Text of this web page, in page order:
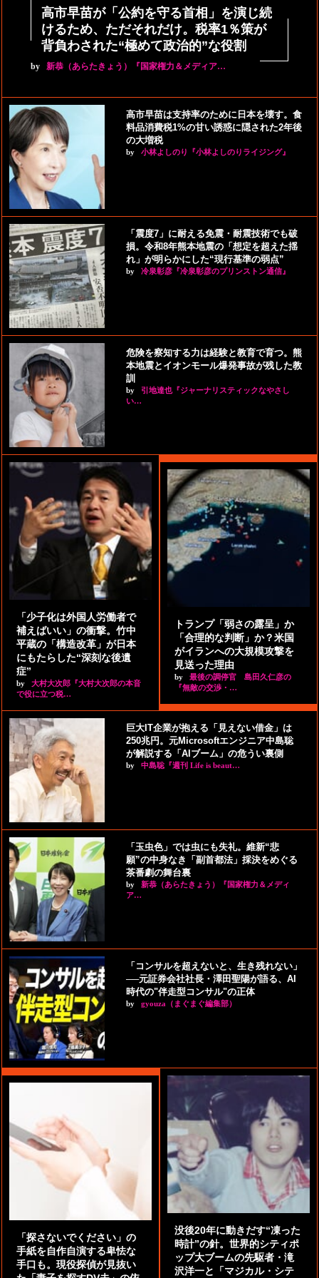
高市早苗が「公約を守る首相」を演じ続
けるため、ただそれだけ。税率1％策が
背負わされた“極めて政治的”な役割
by 新恭（あらたきょう）『国家権力＆メディア…
高市早苗は支持率のために日本を壊す。食
料品消費税1%の甘い誘惑に隠された2年後
の大増税
by 小林よしのり『小林よしのりライジング』
「震度7」に耐える免震・耐震技術でも破
損。令和8年熊本地震の「想定を超えた揺
れ」が明らかにした“現行基準の弱点”
by 冷泉彰彦『冷泉彰彦のプリンストン通信』
危険を察知する力は経験と教育で育つ。熊
本地震とイオンモール爆発事故が残した教
訓
by
引地達也『ジャーナリスティックなやさし
い…
「少子化は外国人労働者で
補えばいい」の衝撃。竹中
平蔵の「構造改革」が日本
にもたらした“深刻な後遺
症”
by
大村大次郎『大村大次郎の本音
で役に立つ税…
トランプ「弱さの露呈」か
「合理的な判断」か？米国
がイランへの大規模攻撃を
見送った理由
by
最後の調停官 島田久仁彦の
『無敵の交渉・…
巨大IT企業が抱える「見えない借金」は
250兆円。元Microsoftエンジニア中島聡
が解説する「AIブーム」の危うい裏側
by 中島聡『週刊 Life is beaut…
「玉虫色」では虫にも失礼。維新“悲
願”の中身なき「副首都法」採決をめぐる
茶番劇の舞台裏
by
新恭（あらたきょう）『国家権力＆メディ
ア…
「コンサルを超えないと、生き残れない」
──元証券会社社長・澤田聖陽が語る、AI
時代の"伴走型コンサル"の正体
by gyouza（まぐまぐ編集部）
「探さないでください」の
手紙を自作自演する卑怯な
手口も。現役探偵が見抜い
没後20年に動きだす“凍った
時計”の針。世界的シティポ
ップ大ブームの先駆者・滝
沢洋一と「マジカル・シテ